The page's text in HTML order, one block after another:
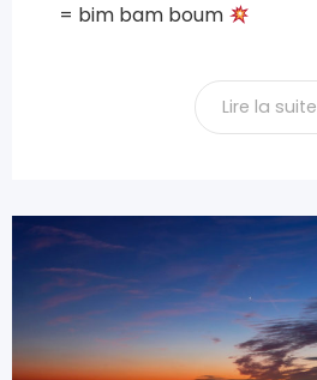
= bim bam boum
Lire la suite